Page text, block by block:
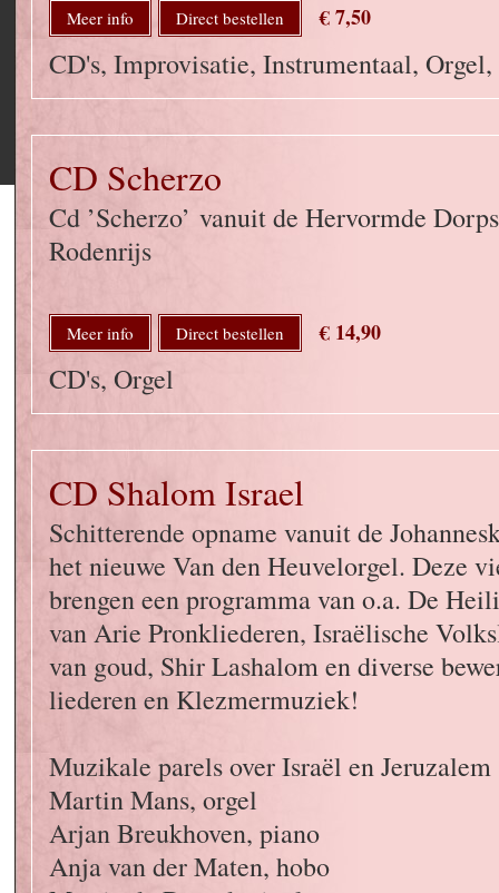
Meer info Direct bestellen € 7,50
CD's, Improvisatie, Instrumentaal,
CD Scherzo
Cd ’Scherzo’ vanuit de Hervormde
Rodenrijs
Meer info Direct bestellen € 14,90
CD's, Orgel
CD Shalom Israel
Schitterende opname vanuit de
het nieuwe Van den Heuvelorgel. Deze
brengen een programma van o.a. De
van Arie Pronkliederen, Israëlische
van goud, Shir Lashalom en diverse
liederen en Klezmermuziek!
Muzikale parels over Israël en Jeruzalem
Martin Mans, orgel
Arjan Breukhoven, piano
Anja van der Maten, hobo